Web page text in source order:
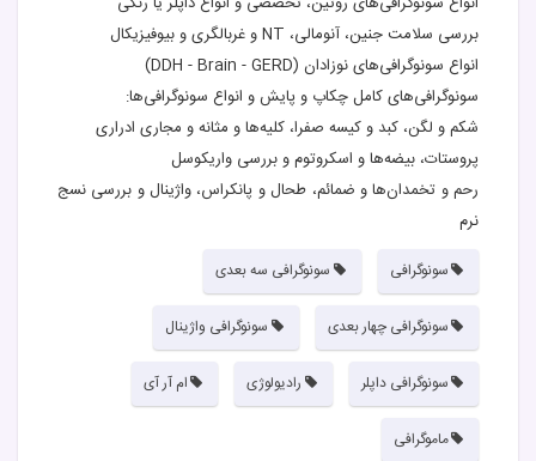
بررسی سلامت جنین، آنومالی، NT و غربالگری و بیوفیزیکال
انواع سونوگرافی‌های نوزادان (DDH - Brain - GERD)
سونوگرافى‌هاى کامل چکاپ و پایش و انواع سونوگرافى‌ها:
شکم و لگن، کبد و کیسه صفرا، کلیه‌ها و مثانه و مجارى ادرارى
پروستات، بیضه‌ها و اسکروتوم و بررسى واریکوسل
رحم و تخمدان‌ها و ضمائم، طحال و پانکراس، واژینال و بررسى نسج
نرم
سونوگرافی سونوگرافی سه بعدی
سونوگرافی چهار بعدی سونوگرافی واژینال
سونوگرافی داپلر رادیولوژی ام آر آی
ماموگرافی